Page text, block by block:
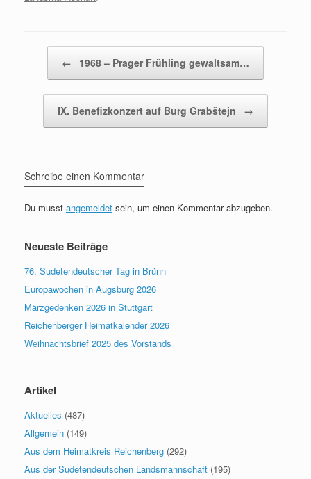
← 1968 – Prager Frühling gewaltsam…
IX. Benefizkonzert auf Burg Grabštejn →
Schreibe einen Kommentar
Du musst angemeldet sein, um einen Kommentar abzugeben.
Neueste Beiträge
76. Sudetendeutscher Tag in Brünn
Europawochen in Augsburg 2026
Märzgedenken 2026 in Stuttgart
Reichenberger Heimatkalender 2026
Weihnachtsbrief 2025 des Vorstands
Artikel
Aktuelles (487)
Allgemein (149)
Aus dem Heimatkreis Reichenberg (292)
Aus der Sudetendeutschen Landsmannschaft (195)